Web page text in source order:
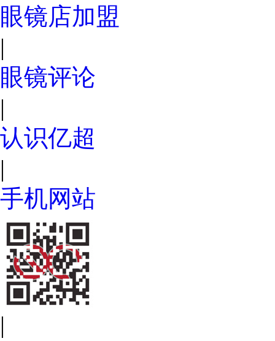
眼镜店加盟
|
眼镜评论
|
认识亿超
|
手机网站
|